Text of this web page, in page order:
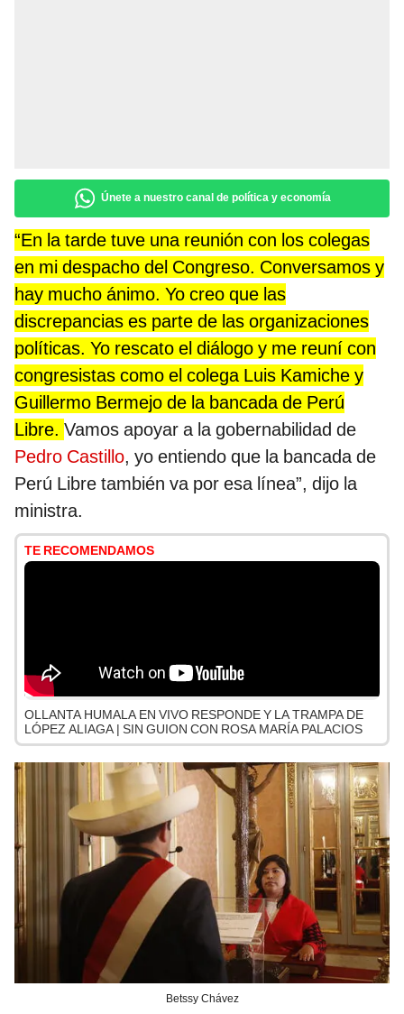
Únete a nuestro canal de política y economía
“En la tarde tuve una reunión con los colegas
en mi despacho del Congreso. Conversamos y
hay mucho ánimo. Yo creo que las
discrepancias es parte de las organizaciones
políticas. Yo rescato el diálogo y me reuní con
congresistas como el colega Luis Kamiche y
Guillermo Bermejo de la bancada de Perú
Libre. Vamos apoyar a la gobernabilidad de
Pedro Castillo, yo entiendo que la bancada de
Perú Libre también va por esa línea”, dijo la
ministra.
TE RECOMENDAMOS
OLLANTA HUMALA EN VIVO RESPONDE Y LA TRAMPA DE
LÓPEZ ALIAGA | SIN GUION CON ROSA MARÍA PALACIOS
Betssy Chávez